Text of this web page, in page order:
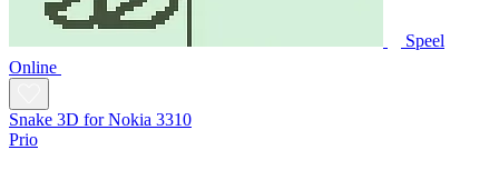
Speel
Online
Snake 3D for Nokia 3310
Prio